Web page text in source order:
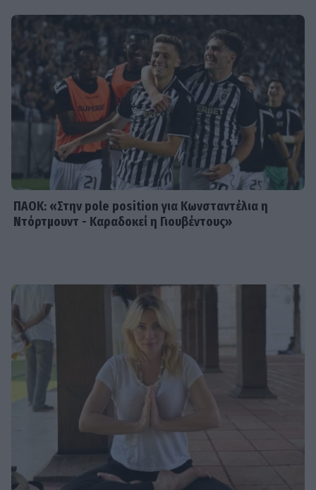
SHOWBIZ
Ναταλία Γερμανού: Ανέμελες στιγμές
στην παραλία με μαύρο μαγιό
Αντίο στον φαντάρο της καρδιάς
μας: Νίκος Καλογερόπουλος, ο
τελευταίος αντάρτης της τέχνης
ΠΑΟΚ: «Στην pole position για Κωνσταντέλια η
Ντόρτμουντ - Καραδοκεί η Γιουβέντους»